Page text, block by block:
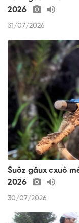
2026
31/07/2026
Suôz gâux cxuô
2026
30/07/2026